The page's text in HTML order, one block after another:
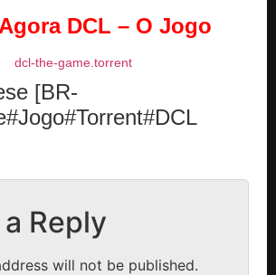
DCL – O Jogo
dcl-the-game.torrent
[BR-
Reply
will not be published.